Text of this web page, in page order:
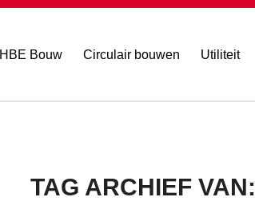
HBE Bouw Circulair bouwen Utiliteit
TAG ARCHIEF VAN: